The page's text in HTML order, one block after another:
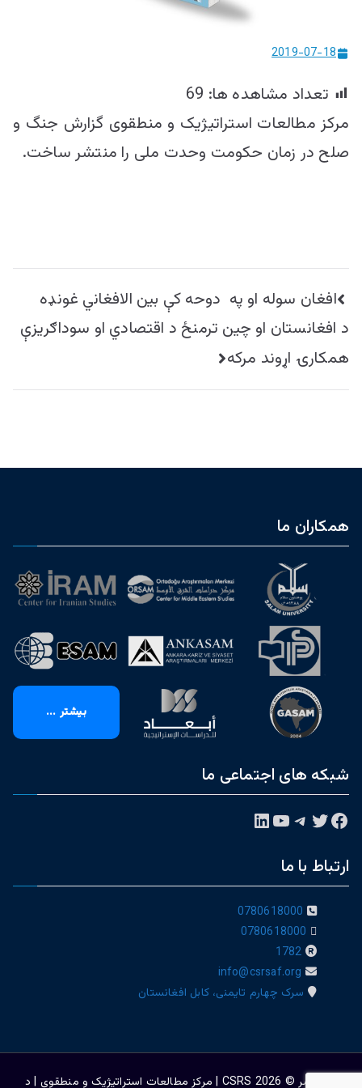
ییزو څېړنو
2019-07-18
تعداد مشاهده ها: 69
مرکز مطالعات استراتیژیک و منطقوی گزارش جنگ و
صلح در زمان حکومت وحدت ملی را منتشر ساخت.
راهبری
نوشته
افغان سوله او په دوحه کې بین الافغاني غونډه
د افغانستان او چین ترمنځ د اقتصادي او سوداګریزې
همکارۍ اړوند مرکه
همکاران ما
بیشتر ...
شبکه های اجتماعی ما
فیس‌بوکتوییتر تلگرام یوتیوبلینکداین
ارتباط با ما
0780618000
0780618000
1782
info@csrsaf.org
سرک چهارم تایمنی، کابل افغانستان
حق نشر © 2026 CSRS | مرکز مطالعات استراتیژيک و منطقوی | د